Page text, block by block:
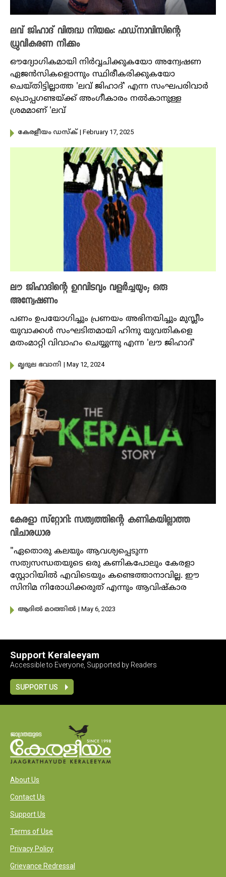
ലവ് ജിഹാദ് വിരുദ്ധ നിയമം: ഫഡ്‌നാവിസിന്റെ
ധ്രുവീകരണ നീക്കം
ഔദ്യോ​ഗികമായി നിർവ്വചിക്കുകയോ അന്വേഷണ
ഏജൻസികളൊന്നും സ്ഥിരീകരിക്കുകയോ
ചെയ്തിട്ടില്ലാത്ത 'ലവ് ജിഹാദ്' എന്ന സംഘപരിവാർ
പ്രൊപ്പ​ഗണ്ടയ്ക്ക് അം​ഗീകാരം നൽകാനുള്ള
ശ്രമമാണ് 'ലവ്
കേരളീയം ഡസ്ക് | February 17, 2025
ലൗ ജിഹാദിന്റെ ഉറവിടവും വളർച്ചയും; ഒരു
അന്വേഷണം
പണം ഉപയോഗിച്ചും പ്രണയം അഭിനയിച്ചും മുസ്ലീം
യുവാക്കൾ സംഘടിതമായി ഹിന്ദു യുവതികളെ
മതംമാറ്റി വിവാഹം ചെയ്യുന്നു എന്ന 'ലൗ ജിഹാദ്'
മൃദുല ഭവാനി | May 12, 2024
കേരളാ സ്റ്റോറി: സത്യത്തിന്റെ കണികയില്ലാത്ത
വിചാരധാര
"ഏതൊരു കലയും ആവശ്യപ്പെടുന്ന
സത്യസന്ധതയുടെ ഒരു കണികപോലും കേരളാ
സ്റ്റോറിയിൽ എവിടെയും കണ്ടെത്താനാവില്ല. ഈ
സിനിമ നിരോധിക്കരുത് എന്നും ആവിഷ്കാര
ആദിൽ മഠത്തിൽ | May 6, 2023
Support Keraleeyam
Accessible to Everyone, Supported by Readers
SUPPORT US
About Us
Contact Us
Support Us
Terms of Use
Privacy Policy
Grievance Redressal